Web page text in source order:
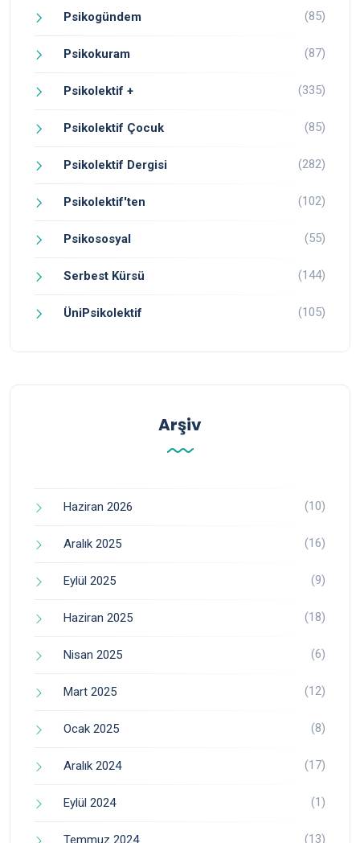
Psikogündem (85)
Psikokuram (87)
Psikolektif + (335)
Psikolektif Çocuk (85)
Psikolektif Dergisi (282)
Psikolektif'ten (102)
Psikososyal (55)
Serbest Kürsü (144)
ÜniPsikolektif (105)
Arşiv
Haziran 2026 (10)
Aralık 2025 (16)
Eylül 2025 (9)
Haziran 2025 (18)
Nisan 2025 (6)
Mart 2025 (12)
Ocak 2025 (8)
Aralık 2024 (17)
Eylül 2024 (1)
Temmuz 2024 (13)